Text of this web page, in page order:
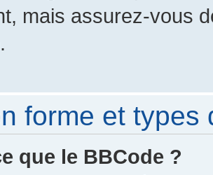
mais assurez-vous
forme et types
que le BBCode ?